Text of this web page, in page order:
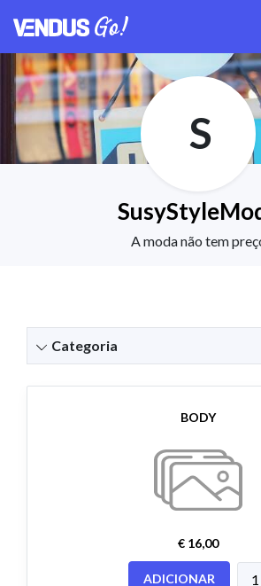
S
A moda não tem
Categoria
BODY
€ 16,00
ADICIONAR